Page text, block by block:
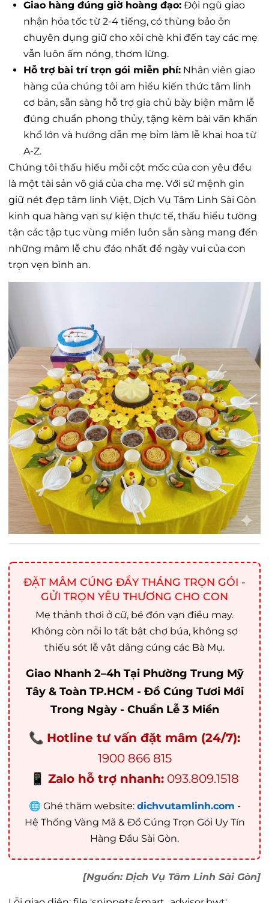
Giao hàng đúng giờ hoàng đạo: Đội ngũ giao
nhận hỏa tốc từ 2-4 tiếng, có thùng bảo ôn
chuyên dụng giữ cho xôi chè khi đến tay các mẹ
vẫn luôn ấm nóng, thơm lừng.
Hỗ trợ bài trí trọn gói miễn phí: Nhân viên giao
hàng của chúng tôi am hiểu kiến thức tâm linh
cơ bản, sẵn sàng hỗ trợ gia chủ bày biện mâm lễ
đúng chuẩn phong thủy, tặng kèm bài văn khấn
khổ lớn và hướng dẫn mẹ bỉm làm lễ khai hoa từ
A-Z.
Chúng tôi thấu hiểu mỗi cột mốc của con yêu đều
là một tài sản vô giá của cha mẹ. Với sứ mệnh gìn
giữ nét đẹp tâm linh Việt, Dịch Vụ Tâm Linh Sài Gòn
kinh qua hàng vạn sự kiện thực tế, thấu hiểu tường
tận các tập tục vùng miền luôn sẵn sàng mang đến
những mâm lễ chu đáo nhất để ngày vui của con
trọn vẹn bình an.
ĐẶT MÂM CÚNG ĐẦY THÁNG TRỌN GÓI -
GỬI TRỌN YÊU THƯƠNG CHO CON
Mẹ thảnh thơi ở cữ, bé đón vạn điều may.
Không còn nỗi lo tất bật chợ búa, không sợ
thiếu sót lễ vật dâng cúng các Bà Mụ.
Giao Nhanh 2–4h Tại Phường Trung Mỹ
Tây & Toàn TP.HCM - Đồ Cúng Tươi Mới
Trong Ngày - Chuẩn Lễ 3 Miền
📞 Hotline tư vấn đặt mâm (24/7):
1900 866 815
📱 Zalo hỗ trợ nhanh: 093.809.1518
🌐 Ghé thăm website: dichvutamlinh.com -
Hệ Thống Vàng Mã & Đồ Cúng Trọn Gói Uy Tín
Hàng Đầu Sài Gòn.
[Nguồn: Dịch Vụ Tâm Linh Sài Gòn]